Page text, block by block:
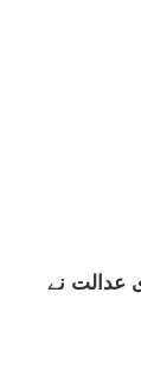
دہشت گردی عدالت نے